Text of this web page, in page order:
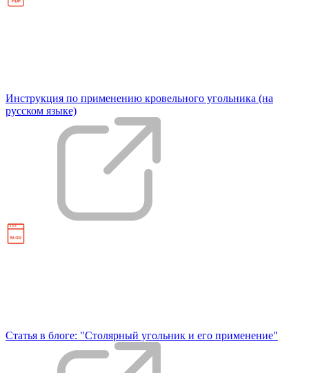
Инструкция по применению кровельного угольника (на
русском языке)
Статья в блоге: "Столярный угольник и его применение"